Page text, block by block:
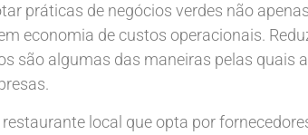
práticas de negócios verdes não
economia de custos operacionais.
são algumas das maneiras pelas quais
local que opta por